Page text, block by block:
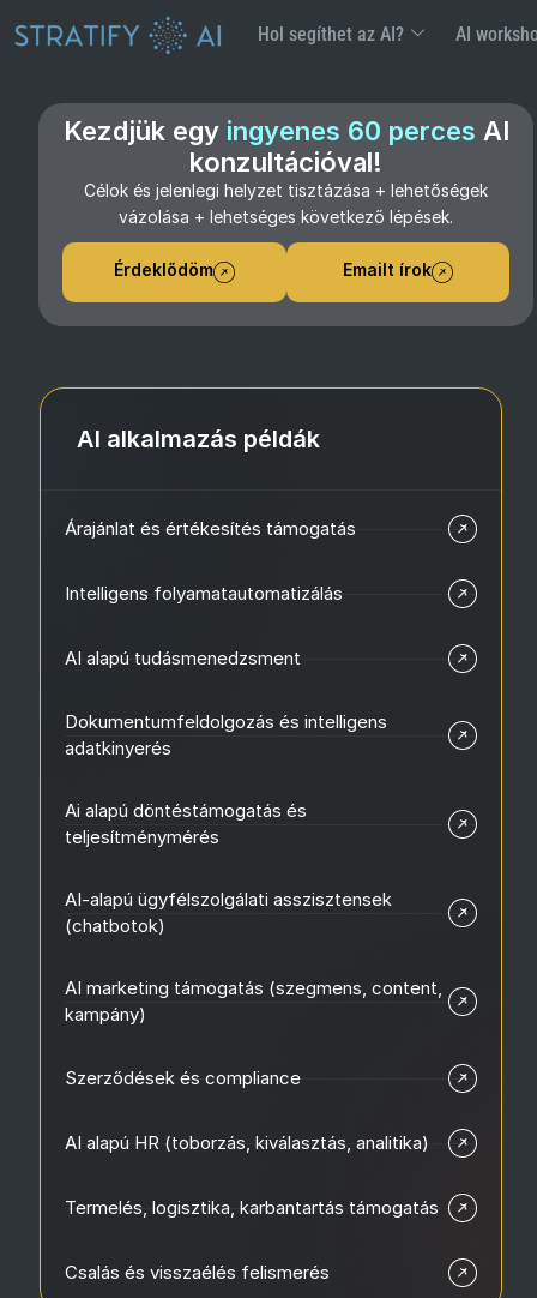
Hol segíthet az AI? AI
Kezdjük egy ingyenes 60 perces AI
konzultációval!
Célok és jelenlegi helyzet tisztázása + lehetőségek
vázolása + lehetséges következő lépések.
Érdeklődöm Emailt írok
AI alkalmazás példák
Árajánlat és értékesítés támogatás
Intelligens folyamatautomatizálás
AI alapú tudásmenedzsment
Dokumentumfeldolgozás és intelligens
adatkinyerés
Ai alapú döntéstámogatás és
teljesítménymérés
AI-alapú ügyfélszolgálati asszisztensek
(chatbotok)
AI marketing támogatás (szegmens, content,
kampány)
Szerződések és compliance
AI alapú HR (toborzás, kiválasztás, analitika)
Termelés, logisztika, karbantartás támogatás
Csalás és visszaélés felismerés